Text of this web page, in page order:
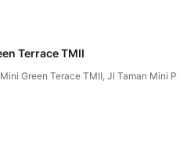
Terrace TMII
Green Terace TMII, Jl Taman Mini